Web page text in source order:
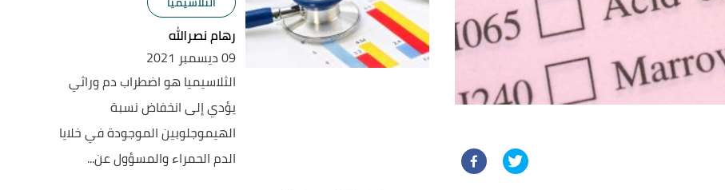
رهام نصرالله
09 ديسمبر 2021
الثلاسيميا هو اضطراب دم وراثي
يؤدي إلى انخفاض نسبة
الهيموجلوبين الموجودة في خلايا
الدم الحمراء والمسؤول عن...